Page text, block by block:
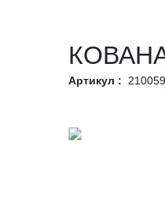
Артикул : 210059